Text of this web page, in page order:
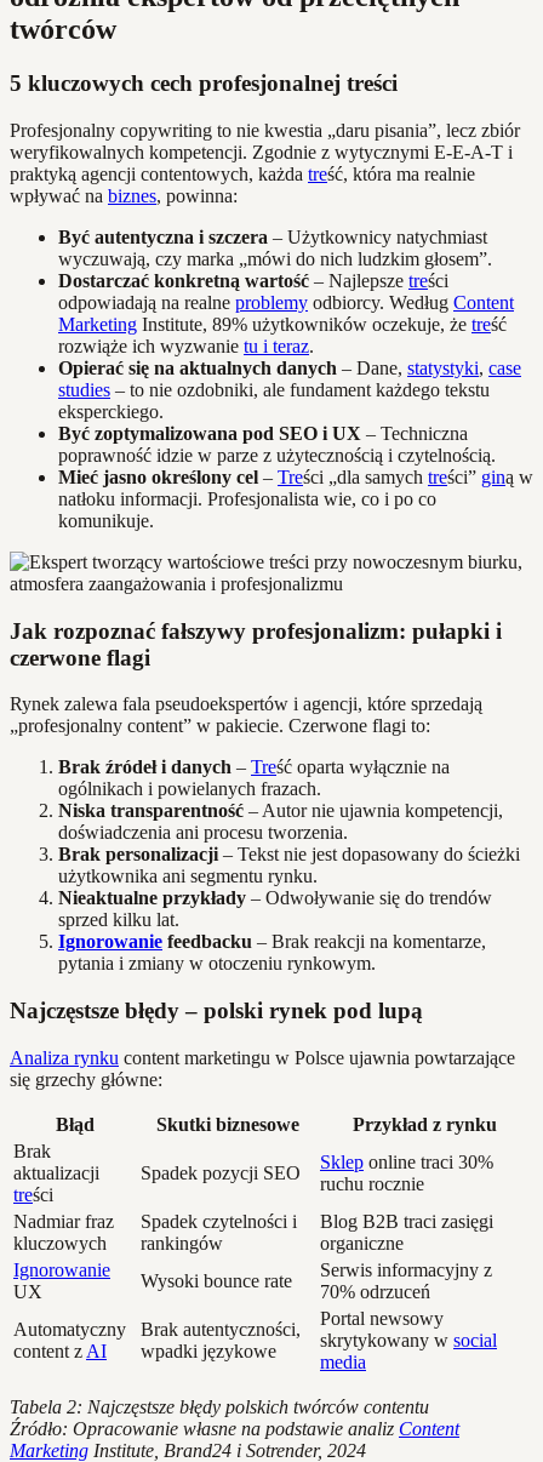
twórców
5 kluczowych cech profesjonalnej treści
Profesjonalny copywriting to nie kwestia „daru pisania”, lecz zbiór
weryfikowalnych kompetencji. Zgodnie z wytycznymi E-E-A-T i
praktyką agencji contentowych, każda treść, która ma realnie
wpływać na biznes, powinna:
Być autentyczna i szczera – Użytkownicy natychmiast
wyczuwają, czy marka „mówi do nich ludzkim głosem”.
Dostarczać konkretną wartość – Najlepsze treści
odpowiadają na realne problemy odbiorcy. Według Content
Marketing Institute, 89% użytkowników oczekuje, że treść
rozwiąże ich wyzwanie tu i teraz.
Opierać się na aktualnych danych – Dane, statystyki, case
studies – to nie ozdobniki, ale fundament każdego tekstu
eksperckiego.
Być zoptymalizowana pod SEO i UX – Techniczna
poprawność idzie w parze z użytecznością i czytelnością.
Mieć jasno określony cel – Treści „dla samych treści” giną w
natłoku informacji. Profesjonalista wie, co i po co
komunikuje.
Jak rozpoznać fałszywy profesjonalizm: pułapki i
czerwone flagi
Rynek zalewa fala pseudoekspertów i agencji, które sprzedają
„profesjonalny content” w pakiecie. Czerwone flagi to:
Brak źródeł i danych – Treść oparta wyłącznie na
ogólnikach i powielanych frazach.
Niska transparentność – Autor nie ujawnia kompetencji,
doświadczenia ani procesu tworzenia.
Brak personalizacji – Tekst nie jest dopasowany do ścieżki
użytkownika ani segmentu rynku.
Nieaktualne przykłady – Odwoływanie się do trendów
sprzed kilku lat.
Ignorowanie feedbacku – Brak reakcji na komentarze,
pytania i zmiany w otoczeniu rynkowym.
Najczęstsze błędy – polski rynek pod lupą
Analiza rynku content marketingu w Polsce ujawnia powtarzające
się grzechy główne:
Błąd Skutki biznesowe
Przykład z rynku
Brak
aktualizacji
treści
Spadek pozycji SEO
Sklep online traci 30%
ruchu rocznie
Nadmiar fraz
kluczowych
Spadek czytelności i
rankingów
Blog B2B traci zasięgi
organiczne
Ignorowanie
UX
Wysoki bounce rate
Serwis informacyjny z
70% odrzuceń
Automatyczny
content z AI
Brak autentyczności,
wpadki językowe
Portal newsowy
skrytykowany w social
media
Tabela 2: Najczęstsze błędy polskich twórców contentu
Źródło: Opracowanie własne na podstawie analiz Content
Marketing Institute, Brand24 i Sotrender, 2024